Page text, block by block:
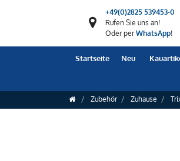
+49(0)2825 539453-0
Rufen Sie uns an!
Oder perWhatsApp!
Startseite Neu
Zubehör Zuhause